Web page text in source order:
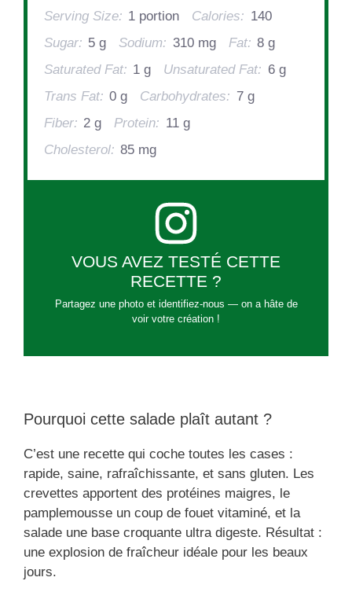
Serving Size: 1 portion Calories: 140
Sugar: 5 g Sodium: 310 mg Fat: 8 g
Saturated Fat: 1 g Unsaturated Fat: 6 g
Trans Fat: 0 g Carbohydrates: 7 g
Fiber: 2 g Protein: 11 g
Cholesterol: 85 mg
VOUS AVEZ TESTÉ CETTE
RECETTE ?
Partagez une photo et identifiez-nous — on a hâte de
voir votre création !
Pourquoi cette salade plaît autant ?
C’est une recette qui coche toutes les cases :
rapide, saine, rafraîchissante, et sans gluten. Les
crevettes apportent des protéines maigres, le
pamplemousse un coup de fouet vitaminé, et la
salade une base croquante ultra digeste. Résultat :
une explosion de fraîcheur idéale pour les beaux
jours.